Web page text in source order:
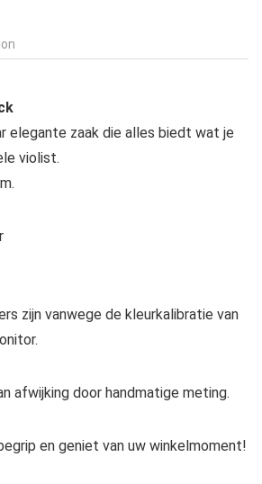
elegante zaak die alles biedt wat je
violist.
zijn vanwege de kleurkalibratie van
afwijking door handmatige meting.
en geniet van uw winkelmoment!